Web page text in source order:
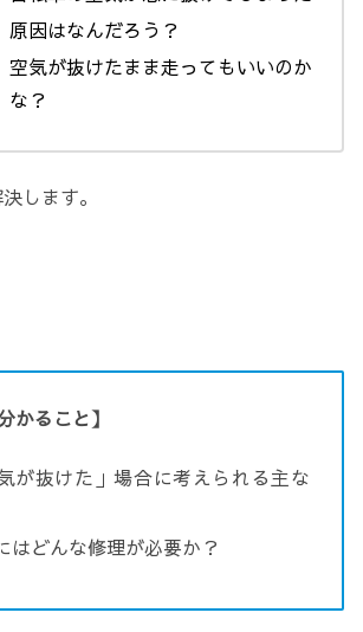
原因はなんだろう？
空気が抜けたまま走ってもいいのか
な？
します。
かること】
が抜けた」場合に考えられる主な
はどんな修理が必要か？